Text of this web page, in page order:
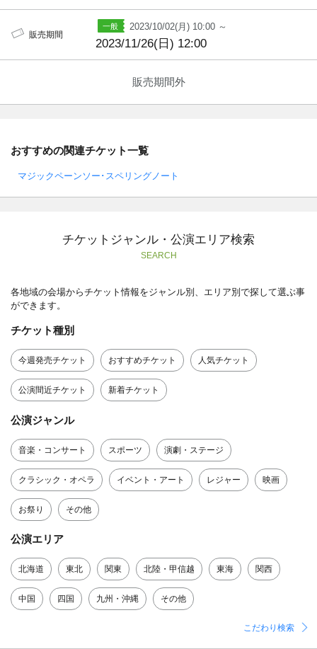
販売期間
2023/10/02(月) 10:00 ～
2023/11/26(日) 12:00
販売期間外
おすすめの関連チケット一覧
マジックペーンソー･スペリングノート
チケットジャンル・公演エリア検索
SEARCH
各地域の会場からチケット情報をジャンル別、エリア別で探して選ぶ事
ができます。
チケット種別
今週発売チケット おすすめチケット 人気チケット
公演間近チケット 新着チケット
公演ジャンル
音楽・コンサート スポーツ 演劇・ステージ
クラシック・オペラ イベント・アート レジャー 映画
お祭り その他
公演エリア
北海道 東北 関東 北陸・甲信越 東海 関西
中国 四国 九州・沖縄 その他
こだわり検索